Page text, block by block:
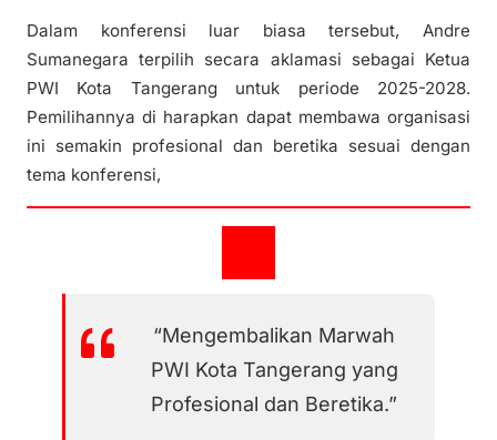
Dalam konferensi luar biasa tersebut, Andre
Sumanegara terpilih secara aklamasi sebagai Ketua
PWI Kota Tangerang untuk periode 2025-2028.
Pemilihannya di harapkan dapat membawa organisasi
ini semakin profesional dan beretika sesuai dengan
tema konferensi,
“Mengembalikan Marwah
PWI Kota Tangerang yang
Profesional dan Beretika.”